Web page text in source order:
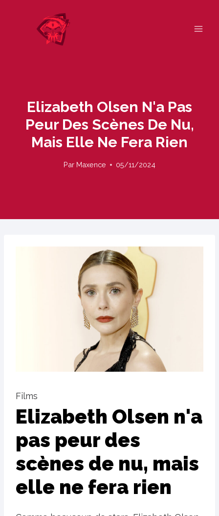
Elizabeth Olsen N'a Pas
Peur Des Scènes De Nu,
Mais Elle Ne Fera Rien
Par Maxence 05/11/2024
Films
Elizabeth Olsen n'a
pas peur des
scènes de nu, mais
elle ne fera rien